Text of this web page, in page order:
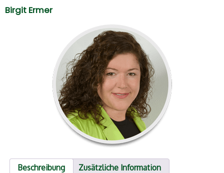
Birgit Ermer
Beschreibung Zusätzliche Information